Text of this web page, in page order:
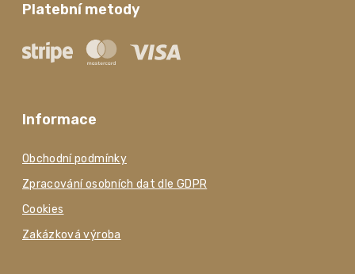
Informace
Obchodní podmínky
Zpracování osobních dat dle GDPR
Cookies
Zakázková výroba
Platební metody